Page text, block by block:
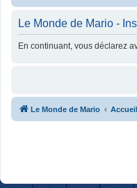
Le Monde de Mario -
En continuant, vous déclarez
Le Monde de Mario